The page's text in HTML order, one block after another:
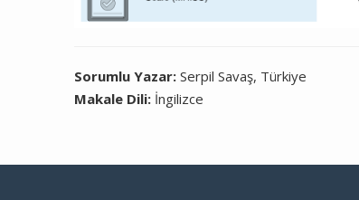
Sorumlu Yazar:Serpil Savaş, Türkiye
Makale Dili: İngilizce